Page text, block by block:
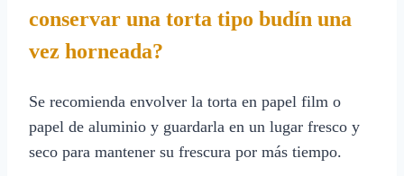
conservar una torta tipo budín una
vez horneada?
Se recomienda envolver la torta en papel film o
papel de aluminio y guardarla en un lugar fresco y
seco para mantener su frescura por más tiempo.